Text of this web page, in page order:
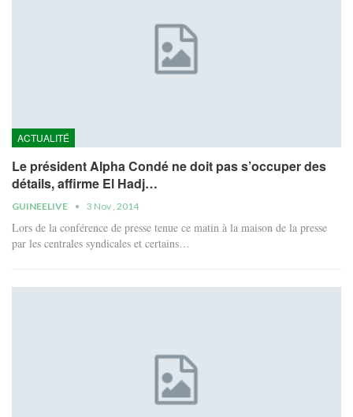
ACTUALITÉ
Le président Alpha Condé ne doit pas s’occuper des
détails, affirme El Hadj…
GUINEELIVE 3 Nov , 2014
Lors de la conférence de presse tenue ce matin à la maison de la presse
par les centrales syndicales et certains…